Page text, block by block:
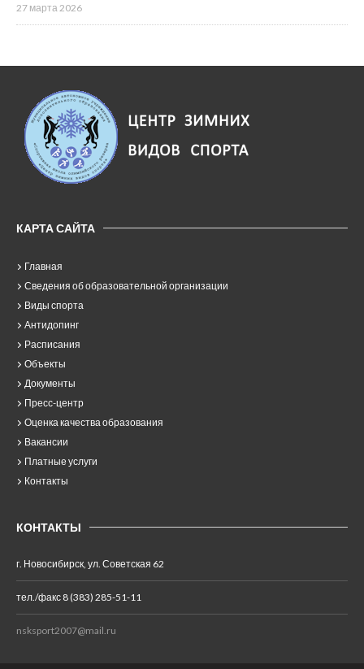
27 марта 2026
КАРТА САЙТА
Главная
Сведения об образовательной организации
Виды спорта
Антидопинг
Расписания
Объекты
Документы
Пресс-центр
Оценка качества образования
Вакансии
Платные услуги
Контакты
КОНТАКТЫ
г. Новосибирск, ул. Советская 62
тел./факс 8 (383) 285-51-11
nsksport2007@mail.ru